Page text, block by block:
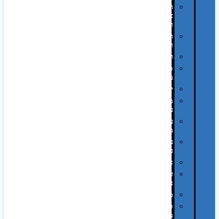
תיקי
ומכתביות
תערוכות
וכנסים
רמקולים
סוכריות
ממותגות
יודאיקה
מארזי
עטים
עטי
מתכת
עטי
פלסטיק
אוזניות
זכרונות
ניידים
מפצלים
סביבת
מחשב